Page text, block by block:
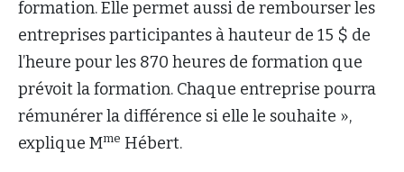
formation. Elle permet aussi de rembourser les
entreprises participantes à hauteur de 15 $ de
l’heure pour les 870 heures de formation que
prévoit la formation. Chaque entreprise pourra
rémunérer la différence si elle le souhaite »,
explique Mme Hébert.